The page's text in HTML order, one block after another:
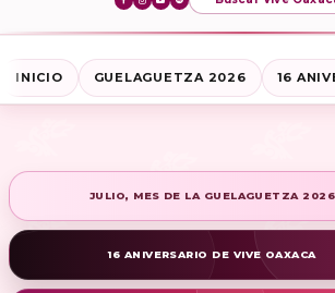
INICIO GUELAGUETZA 2026 16
JULIO, MES DE LA GUELAGUETZA 2026
16 ANIVERSARIO DE VIVE OAXACA